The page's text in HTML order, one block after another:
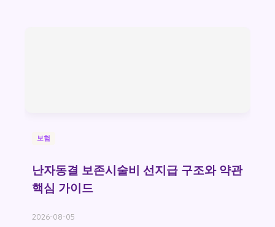
보험
난자동결 보존시술비 선지급 구조와 약관
핵심 가이드
2026-08-05